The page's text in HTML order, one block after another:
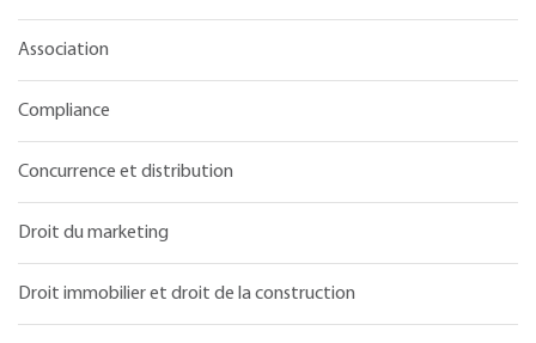
Association
Compliance
Concurrence et distribution
Droit du marketing
Droit immobilier et droit de la construction